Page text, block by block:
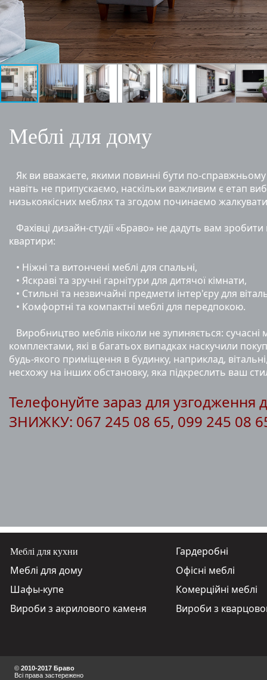
Меблі для дому
Як ви вважаєте, якими повинні бути по-
навіть не припускаємо, наскільки важливим є етап
низькоякісних меблях та згодом починаємо
Фахівці дизайн-студії «Браво» не дадуть вам
квартири:
• Ніжні та витончені меблі для спальні,
• Яскраві та зручні гарнітури для дитячої кімнати,
• Стильні та незвичайні предмети інтер'єру для
• Комфортні та компактні меблі для передпокою.
Виробництво меблів ніколи не зупиняється:
комплектами, які в багатьох випадках наскучили
будь-якого приміщення в будинку, наприклад,
несхожу на інших обстановку, яка підкреслить ваш
Телефонуйте зараз для узгодження
ЗНИЖКУ: 067 245 08 65, 099 245 08
Меблі для кухни
Гардеробні
Меблі для дому
Офісні меблі
Шафы-купе
Комерційні меблі
Вироби з акрилового каменя
Вироби з
© 2010-2017 Браво
Всі права застережено